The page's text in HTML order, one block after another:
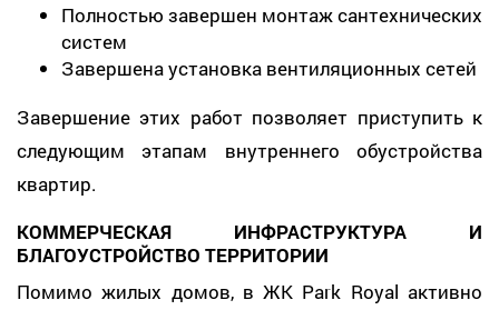
Полностью завершен монтаж сантехнических
систем
Завершена установка вентиляционных сетей
Завершение этих работ позволяет приступить к
следующим этапам внутреннего обустройства
квартир.
КОММЕРЧЕСКАЯ ИНФРАСТРУКТУРА И
БЛАГОУСТРОЙСТВО ТЕРРИТОРИИ
Помимо жилых домов, в ЖК Park Royal активно